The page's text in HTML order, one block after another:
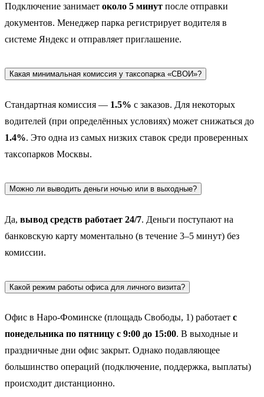
Подключение занимает около 5 минут после отправки
документов. Менеджер парка регистрирует водителя в
системе Яндекс и отправляет приглашение.
Какая минимальная комиссия у таксопарка «СВОИ»?
Стандартная комиссия — 1.5% с заказов. Для некоторых
водителей (при определённых условиях) может снижаться до
1.4%. Это одна из самых низких ставок среди проверенных
таксопарков Москвы.
Можно ли выводить деньги ночью или в выходные?
Да, вывод средств работает 24/7. Деньги поступают на
банковскую карту моментально (в течение 3–5 минут) без
комиссии.
Какой режим работы офиса для личного визита?
Офис в Наро-Фоминске (площадь Свободы, 1) работает с
понедельника по пятницу с 9:00 до 15:00. В выходные и
праздничные дни офис закрыт. Однако подавляющее
большинство операций (подключение, поддержка, выплаты)
происходит дистанционно.